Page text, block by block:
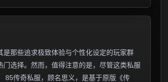
那些追求极致体验与个性化设定的玩家群
选择。然而，值得注意的是，尽管这类私服
85传奇私服，顾名思义，是基于原版《传